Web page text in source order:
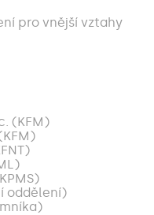
pro vnější vztahy
(KFM)
oddělení)